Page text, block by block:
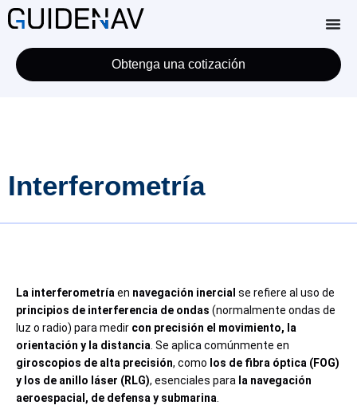
Obtenga una cotización
Interferometría
La interferometría en navegación inercial se refiere al uso de
principios de interferencia de ondas (normalmente ondas de
luz o radio) para medir con precisión el movimiento, la
orientación y la distancia . Se aplica comúnmente en
giroscopios de alta precisión, como los de fibra óptica (FOG)
y los de anillo láser (RLG), esenciales para la navegación
aeroespacial, de defensa y submarina